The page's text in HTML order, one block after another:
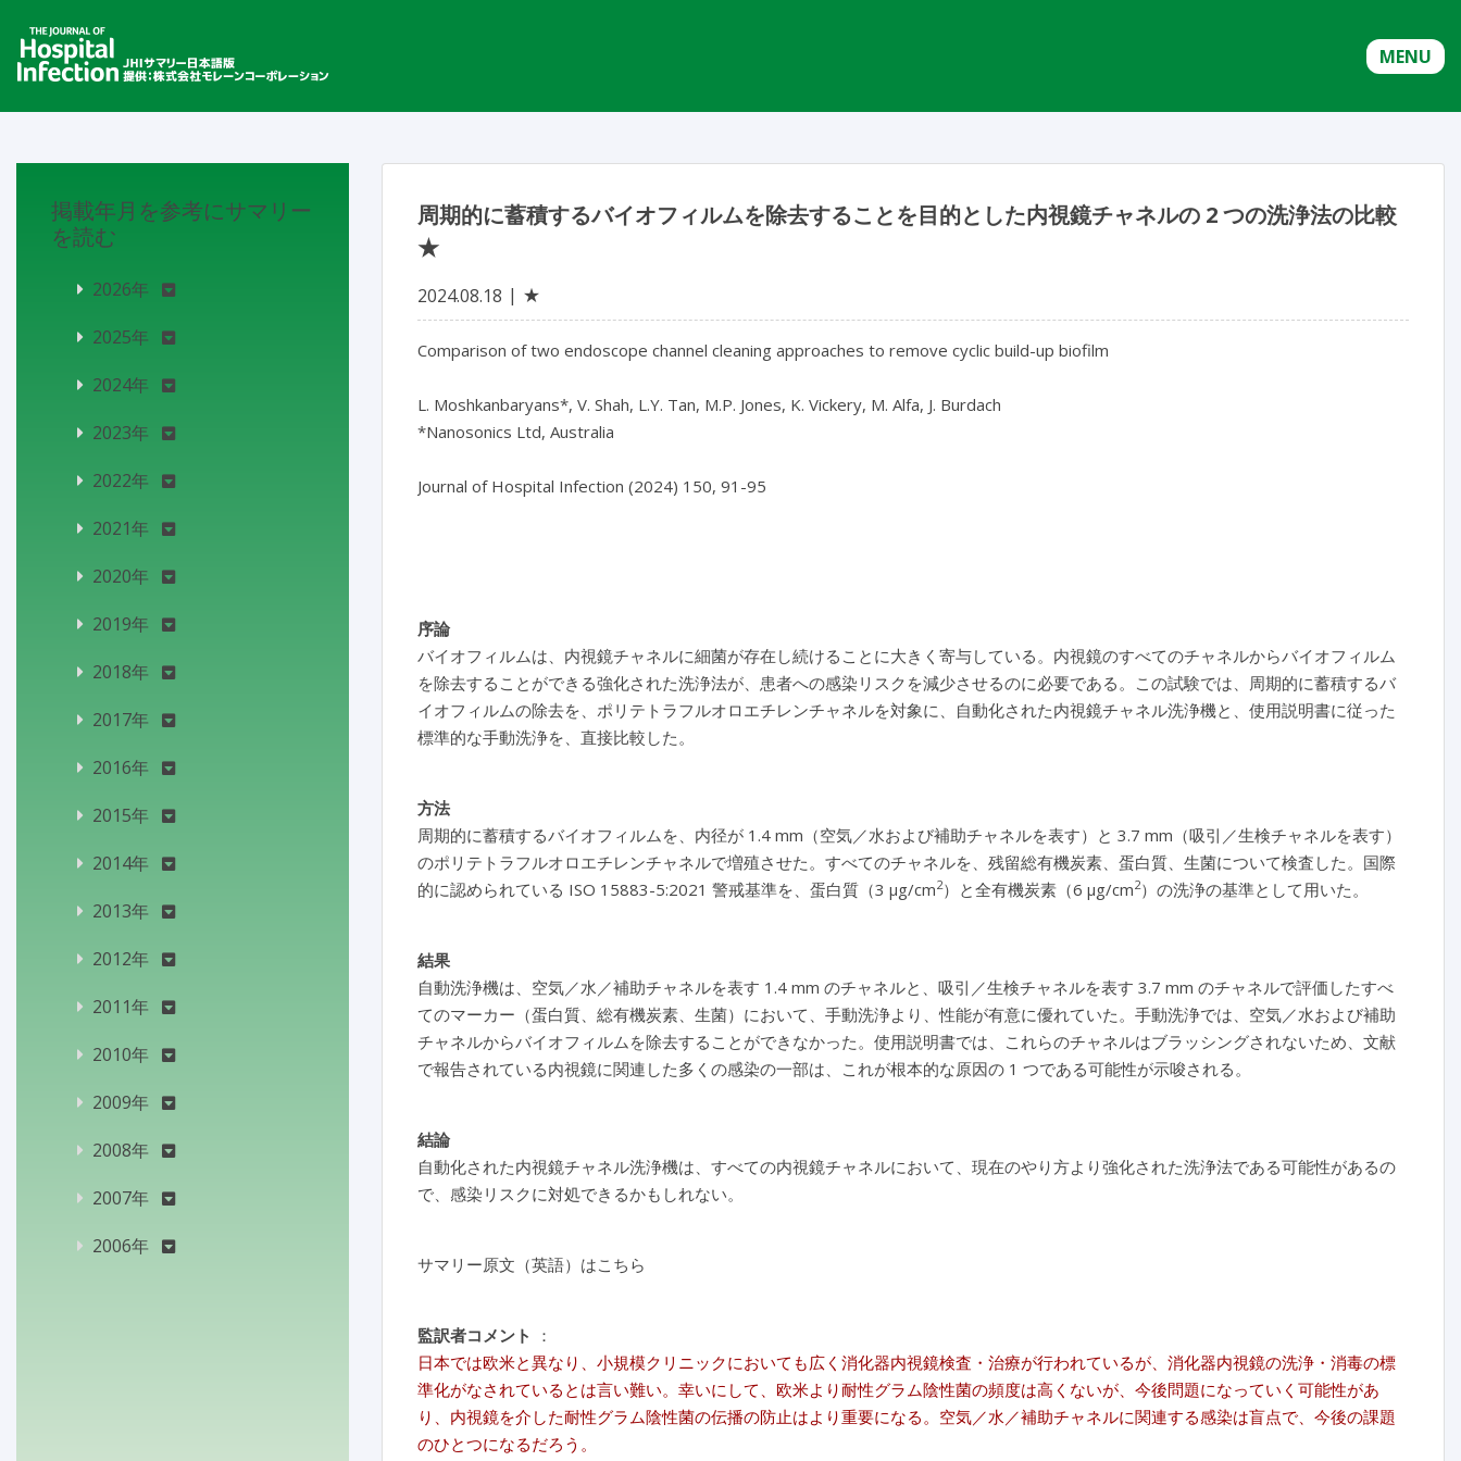
MENU
周期的に蓄積するバイオフィルムを除去することを目的とした内視鏡チャネルの 2 つの洗浄法の比較
★
2024.08.18 ★
Comparison of two endoscope channel cleaning approaches to remove cyclic build-up biofilm
L. Moshkanbaryans*, V. Shah, L.Y. Tan, M.P. Jones, K. Vickery, M. Alfa, J. Burdach
*Nanosonics Ltd, Australia
Journal of Hospital Infection (2024) 150, 91-95
序論
バイオフィルムは、内視鏡チャネルに細菌が存在し続けることに大きく寄与している。内視鏡のすべてのチャネルからバイオフィルム
を除去することができる強化された洗浄法が、患者への感染リスクを減少させるのに必要である。この試験では、周期的に蓄積するバ
イオフィルムの除去を、ポリテトラフルオロエチレンチャネルを対象に、自動化された内視鏡チャネル洗浄機と、使用説明書に従った
標準的な手動洗浄を、直接比較した。
方法
周期的に蓄積するバイオフィルムを、内径が 1.4 mm（空気／水および補助チャネルを表す）と 3.7 mm（吸引／生検チャネルを表す）
のポリテトラフルオロエチレンチャネルで増殖させた。すべてのチャネルを、残留総有機炭素、蛋白質、生菌について検査した。国際
的に認められている ISO 15883-5:2021 警戒基準を、蛋白質（3 μg/cm2）と全有機炭素（6 μg/cm2）の洗浄の基準として用いた。
結果
自動洗浄機は、空気／水／補助チャネルを表す 1.4 mm のチャネルと、吸引／生検チャネルを表す 3.7 mm のチャネルで評価したすべ
てのマーカー（蛋白質、総有機炭素、生菌）において、手動洗浄より、性能が有意に優れていた。手動洗浄では、空気／水および補助
チャネルからバイオフィルムを除去することができなかった。使用説明書では、これらのチャネルはブラッシングされないため、文献
で報告されている内視鏡に関連した多くの感染の一部は、これが根本的な原因の 1 つである可能性が示唆される。
結論
自動化された内視鏡チャネル洗浄機は、すべての内視鏡チャネルにおいて、現在のやり方より強化された洗浄法である可能性があるの
で、感染リスクに対処できるかもしれない。
サマリー原文（英語）はこちら
監訳者コメント
：
日本では欧米と異なり、小規模クリニックにおいても広く消化器内視鏡検査・治療が行われているが、消化器内視鏡の洗浄・消毒の標
準化がなされているとは言い難い。幸いにして、欧米より耐性グラム陰性菌の頻度は高くないが、今後問題になっていく可能性があ
り、内視鏡を介した耐性グラム陰性菌の伝播の防止はより重要になる。空気／水／補助チャネルに関連する感染は盲点で、今後の課題
のひとつになるだろう。
掲載年月を参考にサマリー
を読む
2026年
2025年
2024年
2023年
2022年
2021年
2020年
2019年
2018年
2017年
2016年
2015年
2014年
2013年
2012年
2011年
2010年
2009年
2008年
2007年
2006年